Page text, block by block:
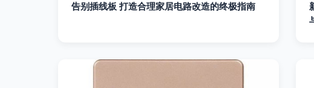
告别插线板 打造合理家居电路改造的终极指南